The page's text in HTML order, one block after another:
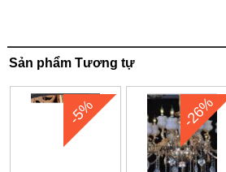
Sản phẩm Tương tự
-5% -26%